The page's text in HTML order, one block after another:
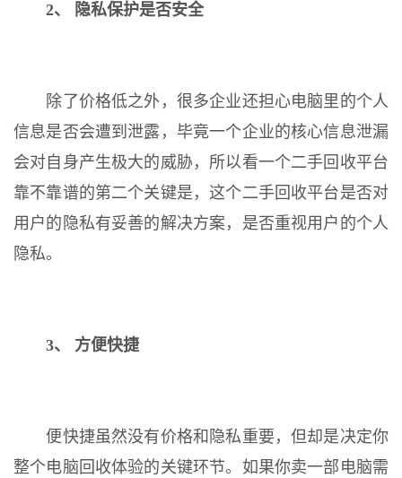
2、 隐私保护是否安全
除了价格低之外，很多企业还担心电脑里的个人
信息是否会遭到泄露，毕竟一个企业的核心信息泄漏
会对自身产生极大的威胁，所以看一个二手回收平台
靠不靠谱的第二个关键是，这个二手回收平台是否对
用户的隐私有妥善的解决方案，是否重视用户的个人
隐私。
3、 方便快捷
便快捷虽然没有价格和隐私重要，但却是决定你
整个电脑回收体验的关键环节。如果你卖一部电脑需